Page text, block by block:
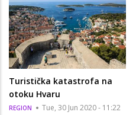
Turistička katastrofa na
otoku Hvaru
REGION Tue, 30 Jun 2020 - 11:22